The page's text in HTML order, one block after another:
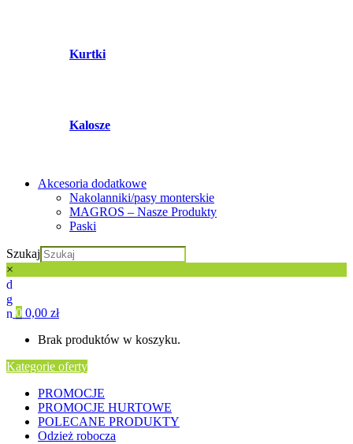
Kurtki
Kalosze
Akcesoria dodatkowe
Nakolanniki/pasy monterskie
MAGROS – Nasze Produkty
Paski
Szukaj
×
0 0,00 zł
Brak produktów w koszyku.
Kategorie oferty
PROMOCJE
PROMOCJE HURTOWE
POLECANE PRODUKTY
Odzież robocza